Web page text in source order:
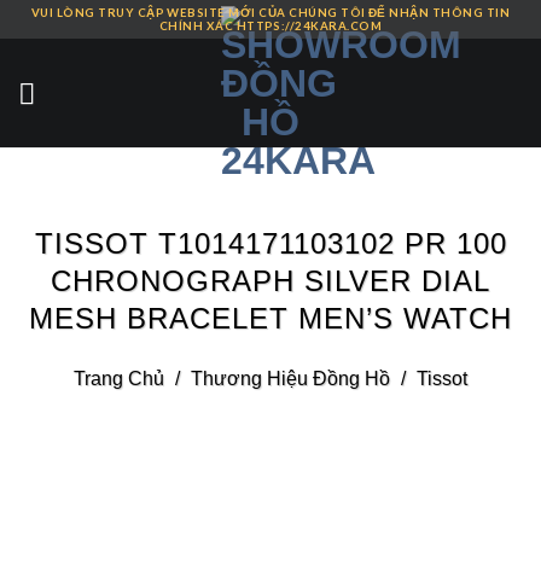
Skip
content
VUI LÒNG TRUY CẬP WEBSITE MỚI CỦA CHÚNG TÔI ĐỂ NHẬN THÔNG TIN
CHÍNH XÁC HTTPS://24KARA.COM
TISSOT T1014171103102 PR 100
CHRONOGRAPH SILVER DIAL
MESH BRACELET MEN’S WATCH
Trang Chủ / Thương Hiệu Đồng Hồ / Tissot